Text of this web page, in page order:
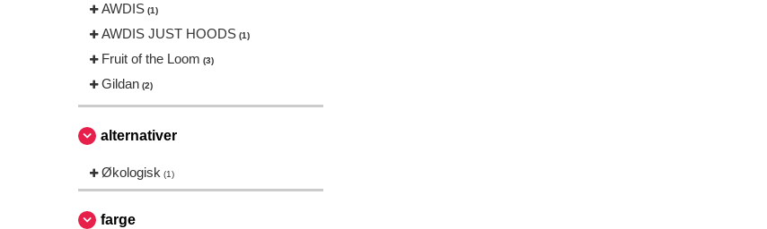
AWDIS (1)
AWDIS JUST HOODS (1)
Fruit of the Loom (3)
Gildan (2)
alternativer
Økologisk (1)
farge